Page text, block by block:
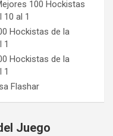
100 Hockistas
10 al 1
Hockistas de la
1
Hockistas de la
1
Flashar
Juego